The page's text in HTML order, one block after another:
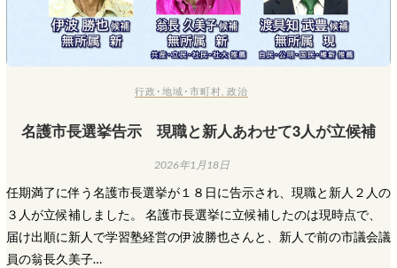
行政･地域･市町村 ,政治
名護市長選挙告示 現職と新人あわせて3人が立候補
2026年1月18日
任期満了に伴う名護市長選挙が１８日に告示され、現職と新人２人の
３人が立候補しました。 名護市長選挙に立候補したのは現時点で、
届け出順に新人で学習塾経営の伊波勝也さんと、新人で前の市議会議
員の翁長久美子…